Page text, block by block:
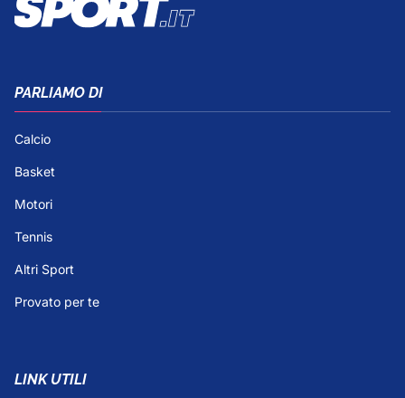
PARLIAMO DI
Calcio
Basket
Motori
Tennis
Altri Sport
Provato per te
LINK UTILI